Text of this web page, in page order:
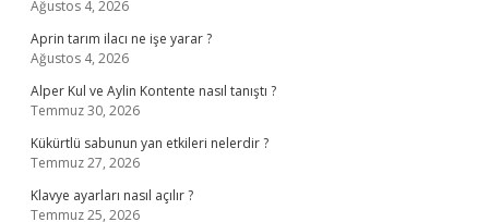
Ağustos 4, 2026
Aprin tarım ilacı ne işe yarar ?
Ağustos 4, 2026
Alper Kul ve Aylin Kontente nasıl tanıştı ?
Temmuz 30, 2026
Kükürtlü sabunun yan etkileri nelerdir ?
Temmuz 27, 2026
Klavye ayarları nasıl açılır ?
Temmuz 25, 2026